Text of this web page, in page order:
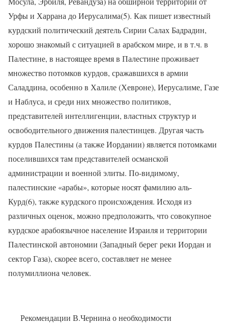
Урфы и Харрана до Иерусалима(5). Как пишет известный
курдский политический деятель Сирии Салах Бадрадин,
хорошо знакомый с ситуацией в арабском мире, и в т.ч. в
Палестине, в настоящее время в Палестине проживает
множество потомков курдов, сражавшихся в армии
Саладдина, особенно в Халиле (Хевроне), Иерусалиме, Газе
и Наблуса, и среди них множество политиков,
представителей интеллигенции, властных структур и
освободительного движения палестинцев. Другая часть
курдов Палестины (а также Иордании) является потомками
поселившихся там представителей османской
администрации и военной элиты. По-видимому,
палестинские «арабы», которые носят фамилию аль-
Курд(6), также курдского происхождения. Исходя из
различных оценок, можно предположить, что совокупное
курдское арабоязычное население Израиля и территории
Палестинской автономии (Западный берег реки Иордан и
сектор Газа), скорее всего, составляет не менее
полумиллиона человек.
Рекомендации В.Чернина о необходимости